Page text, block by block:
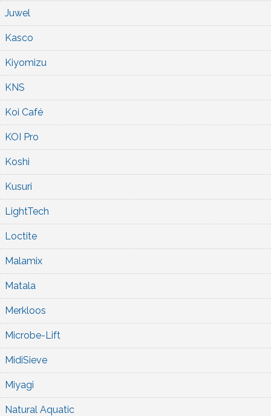
Juwel
Kasco
Kiyomizu
KNS
Koi Café
KOI Pro
Koshi
Kusuri
LightTech
Loctite
Malamix
Matala
Merkloos
Microbe-Lift
MidiSieve
Miyagi
Natural Aquatic